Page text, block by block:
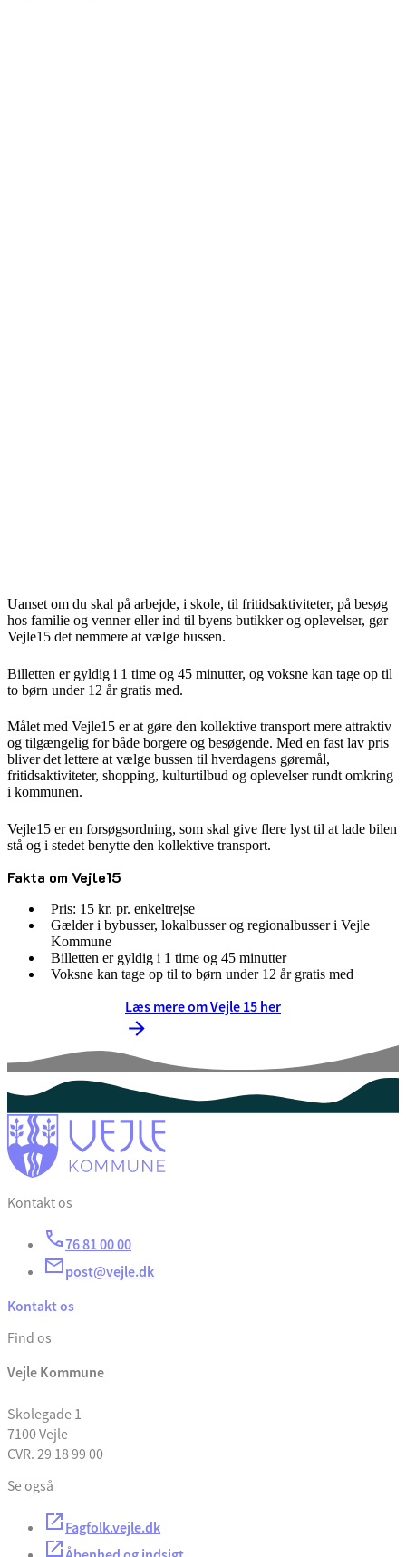
Uanset om du skal på arbejde, i skole, til fritidsaktiviteter, på besøg
hos familie og venner eller ind til byens butikker og oplevelser, gør
Vejle15 det nemmere at vælge bussen.
Billetten er gyldig i 1 time og 45 minutter, og voksne kan tage op til
to børn under 12 år gratis med.
Målet med Vejle15 er at gøre den kollektive transport mere attraktiv
og tilgængelig for både borgere og besøgende. Med en fast lav pris
bliver det lettere at vælge bussen til hverdagens gøremål,
fritidsaktiviteter, shopping, kulturtilbud og oplevelser rundt omkring
i kommunen.
Vejle15 er en forsøgsordning, som skal give flere lyst til at lade bilen
stå og i stedet benytte den kollektive transport.
Fakta om Vejle15
Pris: 15 kr. pr. enkeltrejse
Gælder i bybusser, lokalbusser og regionalbusser i Vejle
Kommune
Billetten er gyldig i 1 time og 45 minutter
Voksne kan tage op til to børn under 12 år gratis med
Læs mere om Vejle 15 her
Kontakt os
76 81 00 00
post@vejle.dk
Kontakt os
Find os
Vejle Kommune
Skolegade 1
7100 Vejle
CVR. 29 18 99 00
Se også
Fagfolk.vejle.dk